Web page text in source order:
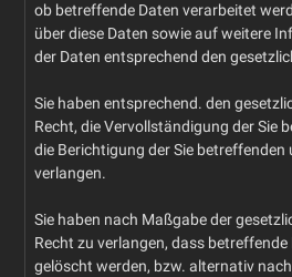
ob betreffende Daten verarbeitet
über diese Daten sowie auf weitere
der Daten entsprechend den
Sie haben entsprechend. den
Recht, die Vervollständigung der Sie
die Berichtigung der Sie betreffenden
verlangen.
Sie haben nach Maßgabe der
Recht zu verlangen, dass
gelöscht werden, bzw. alternativ